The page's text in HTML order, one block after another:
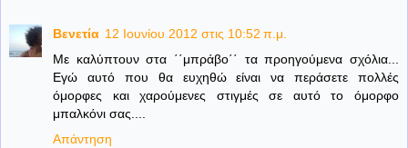
Βενετία 12 Ιουνίου 2012 στις 10:52 π.μ.
Με καλύπτουν στα ΄΄μπράβο΄΄ τα προηγούμενα σχόλια...
Εγώ αυτό που θα ευχηθώ είναι να περάσετε πολλές
όμορφες και χαρούμενες στιγμές σε αυτό το όμορφο
μπαλκόνι σας....
Απάντηση